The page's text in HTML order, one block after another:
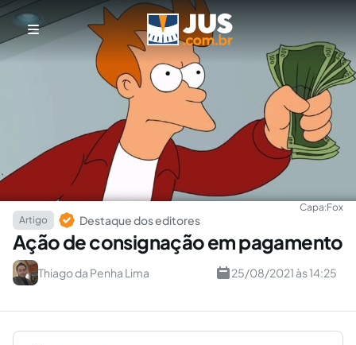
Capa:Fox
Artigo
Destaque dos editores
Ação de consignação em pagamento
Thiago da Penha Lima 25/08/2021 às 14:25